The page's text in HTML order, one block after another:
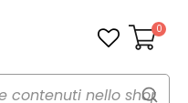
Carrello
0